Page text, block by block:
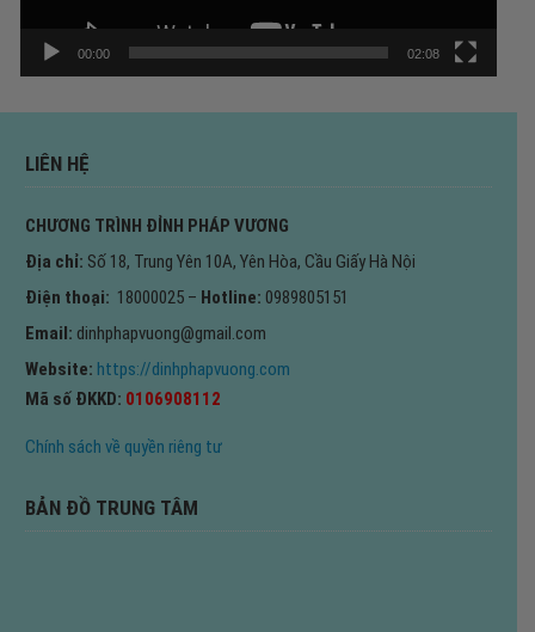
00:00 02:08
LIÊN HỆ
CHƯƠNG TRÌNH ĐỈNH PHÁP VƯƠNG
Địa chỉ: Số 18, Trung Yên 10A, Yên Hòa, Cầu Giấy Hà Nội
Điện thoại: 18000025 – Hotline: 0989805151
Email: dinhphapvuong@gmail.com
Website: https://dinhphapvuong.com
Mã số ĐKKD: 0106908112
Chính sách về quyền riêng tư
BẢN ĐỒ TRUNG TÂM